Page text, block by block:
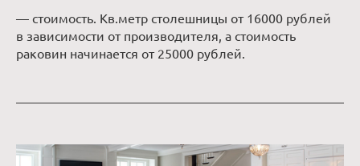
— стоимость. Кв.метр столешницы от 16000 рублей
в зависимости от производителя, а стоимость
раковин начинается от 25000 рублей.